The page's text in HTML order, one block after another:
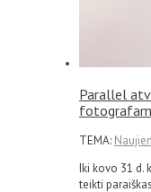
Parallel
TEMA:
Iki kovo 31 d.
teikti